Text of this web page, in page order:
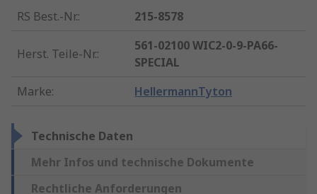
RS Best.-Nr.: 215-8578
Herst. Teile-Nr.:
561-02100 WIC2-0-9-PA66-
SPECIAL
Marke: HellermannTyton
Technische Daten
Mehr Infos und technische Dokumente
Rechtliche Anforderungen